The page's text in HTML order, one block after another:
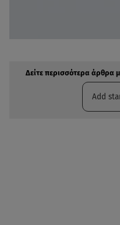
Δείτε περισσότερα άρθρα
Add